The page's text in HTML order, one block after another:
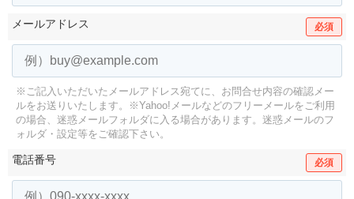
メールアドレス 必須
※ご記入いただいたメールアドレス宛てに、お問合せ内容の確認メー
ルをお送りいたします。
※Yahoo!メールなどのフリーメールをご利用
の場合、迷惑メールフォルダに入る場合があります。 迷惑メールのフ
ォルダ・設定等をご確認下さい。
電話番号 必須